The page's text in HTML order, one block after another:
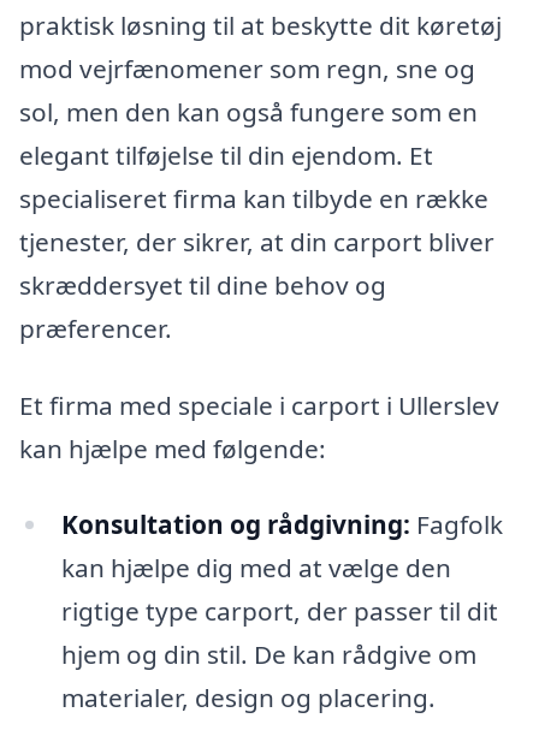
praktisk løsning til at beskytte dit køretøj
mod vejrfænomener som regn, sne og
sol, men den kan også fungere som en
elegant tilføjelse til din ejendom. Et
specialiseret firma kan tilbyde en række
tjenester, der sikrer, at din carport bliver
skræddersyet til dine behov og
præferencer.
Et firma med speciale i carport i Ullerslev
kan hjælpe med følgende:
Konsultation og rådgivning: Fagfolk
kan hjælpe dig med at vælge den
rigtige type carport, der passer til dit
hjem og din stil. De kan rådgive om
materialer, design og placering.